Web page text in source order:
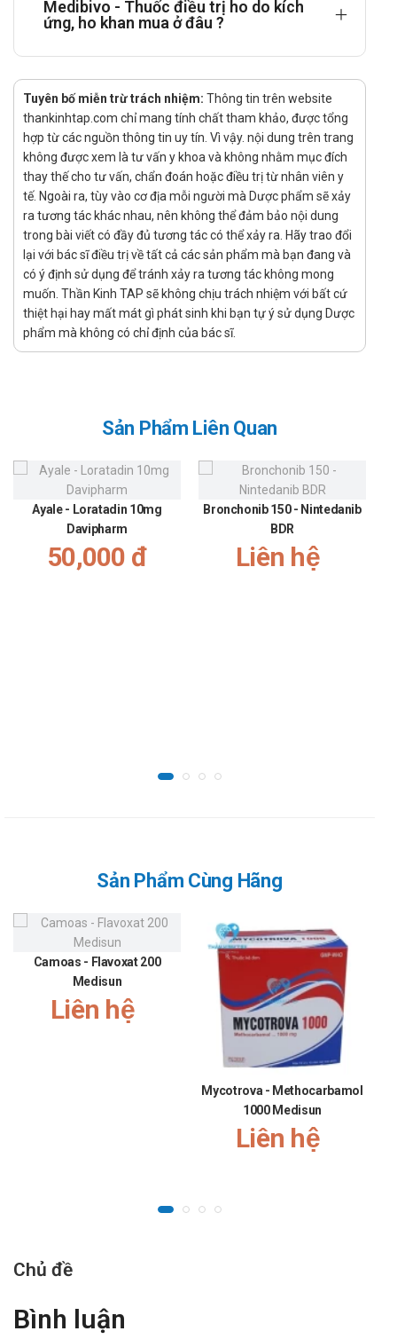
Bệnh nhân bị mẫn cảm với các thành phần thuốc.
Thỉnh thoảng: ngầy ngật (nhẹ), choáng váng & rối loạn tiêu
hóa.
Hiếm gặp: buồn nôn & khó chịu vùng thượng vị.
Tương tác
Khi kết hợp cùng với thuốc hoặc các thành phần trong thức
ăn, đồ uống thuốc có thể gây ra một số phản ứng. Do vậy, bạn
nên tham khảo ý kiến bác sĩ để kiêng khem trong quá trình
Nhà sản xuất
Tên: Công ty CP dược phẩm Me Di Sun (Medisun)
Xuất xứ: Việt Nam
Medibivo - Thuốc điều trị ho do kích
ứng, ho khan mua ở đâu ?
Tuyên bố miễn trừ trách nhiệm: Thông tin trên website
thankinhtap.com chỉ mang tính chất tham khảo, được tổng
hợp từ các nguồn thông tin uy tín. Vì vậy. nội dung trên trang
không được xem là tư vấn y khoa và không nhằm mục đích
thay thế cho tư vấn, chẩn đoán hoặc điều trị từ nhân viên y
tế. Ngoài ra, tùy vào cơ địa mỗi người mà Dược phẩm sẽ xảy
ra tương tác khác nhau, nên không thể đảm bảo nội dung
trong bài viết có đầy đủ tương tác có thể xảy ra. Hãy trao đổi
lại với bác sĩ điều trị về tất cả các sản phẩm mà bạn đang và
có ý định sử dụng để tránh xảy ra tương tác không mong
muốn. Thần Kinh TAP sẽ không chịu trách nhiệm với bất cứ
thiệt hại hay mất mát gì phát sinh khi bạn tự ý sử dụng Dược
phẩm mà không có chỉ định của bác sĩ.
Sản Phẩm Liên Quan
Ayale - Loratadin 10mg
Davipharm
50,000 đ
Bronchonib 150 - Nintedanib
BDR
Liên hệ
Sản Phẩm Cùng Hãng
Camoas - Flavoxat 200
Medisun
Liên hệ
Mycotrova - Methocarbamol
1000 Medisun
Liên hệ
Chủ đề
Bình luận